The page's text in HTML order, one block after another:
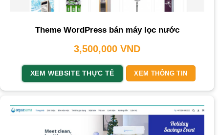
Theme WordPress bán máy lọc nước
3,500,000 VND
XEM WEBSITE THỰC TẾ XEM THÔNG TIN